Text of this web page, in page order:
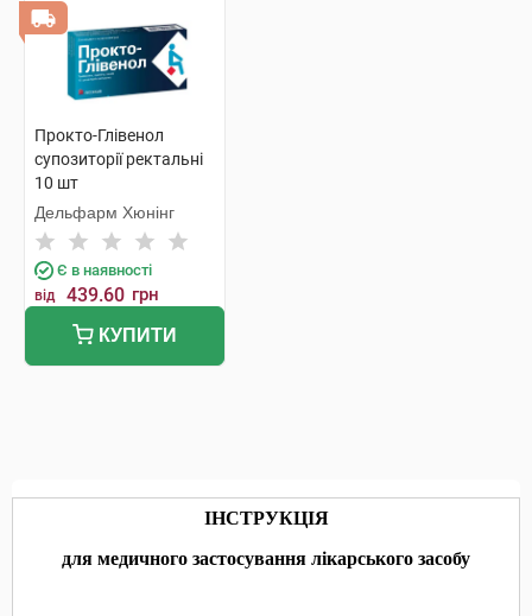
Прокто-Глівенол
супозиторії ректальні
10 шт
Дельфарм Хюнінг
Є в наявності
від 439.60 грн
КУПИТИ